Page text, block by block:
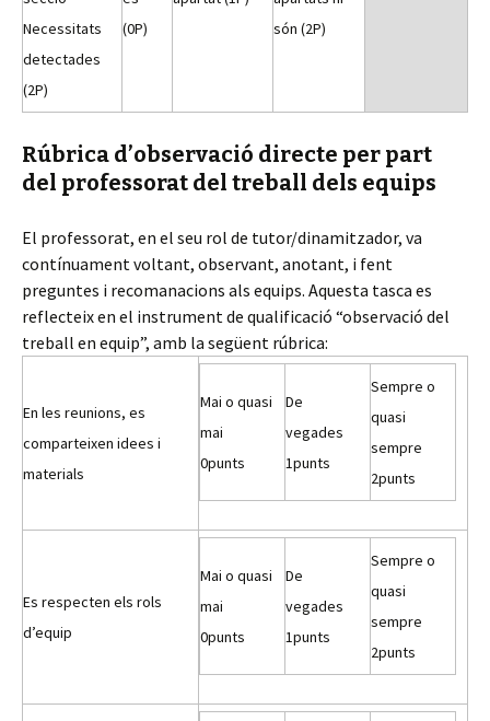
Necessitats
detectades
(2P)
(0P)
són (2P)
Rúbrica d’observació directe per part
del professorat del treball dels equips
El professorat, en el seu rol de tutor/dinamitzador, va
contínuament voltant, observant, anotant, i fent
preguntes i recomanacions als equips. Aquesta tasca es
reflecteix en el instrument de qualificació “observació del
treball en equip”, amb la següent rúbrica:
En les reunions, es
comparteixen idees i
materials
Mai o quasi
mai
0punts
De
vegades
1punts
Sempre o
quasi
sempre
2punts
Es respecten els rols
d’equip
Mai o quasi
mai
0punts
De
vegades
1punts
Sempre o
quasi
sempre
2punts